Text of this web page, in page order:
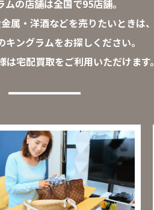
ムの店舗は全国で95店舗。
属・洋酒などを売りたいときは、
キングラムをお探しください。
は宅配買取をご利用いただけます。